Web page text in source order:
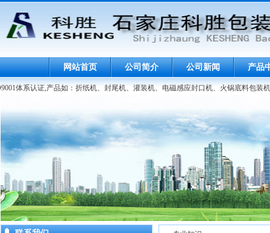
网站首页 公司简介 公司新闻 产品
体系认证,产品如：折纸机、封尾机、灌装机、电磁感应封口机、火锅底料包装